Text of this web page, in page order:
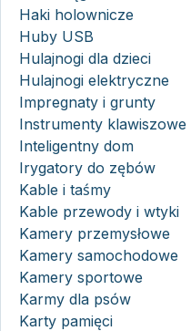
Haki holownicze
Huby USB
Hulajnogi dla dzieci
Hulajnogi elektryczne
Impregnaty i grunty
Instrumenty klawiszowe
Inteligentny dom
Irygatory do zębów
Kable i taśmy
Kable przewody i wtyki
Kamery przemysłowe
Kamery samochodowe
Kamery sportowe
Karmy dla psów
Karty pamięci